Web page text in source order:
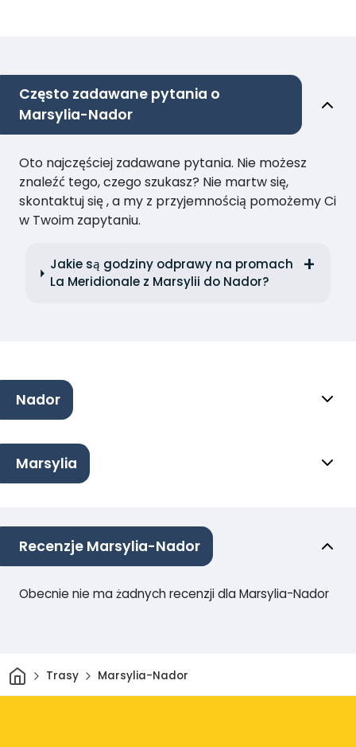
Często zadawane pytania o
Marsylia-Nador
Oto najczęściej zadawane pytania. Nie możesz
znaleźć tego, czego szukasz? Nie martw się,
skontaktuj się , a my z przyjemnością pomożemy Ci
w Twoim zapytaniu.
Jakie są godziny odprawy na promach
La Meridionale z Marsylii do Nador?
Nador
Marsylia
Recenzje Marsylia-Nador
Obecnie nie ma żadnych recenzji dla Marsylia-Nador
DomTrasy Marsylia-Nador